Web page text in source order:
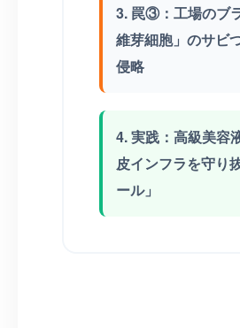
3. 罠③：工場のブ
維芽細胞」のサビ
侵略
4. 実践：高級美容
皮インフラを守り
ール」